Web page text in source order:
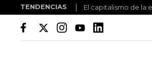
TENDENCIAS El capitalismo de la